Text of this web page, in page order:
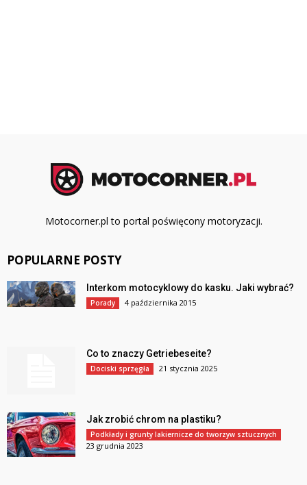
Motocorner.pl to portal poświęcony motoryzacji.
POPULARNE POSTY
Interkom motocyklowy do kasku. Jaki wybrać?
Porady 4 października 2015
Co to znaczy Getriebeseite?
Dociski sprzęgła 21 stycznia 2025
Jak zrobić chrom na plastiku?
Podkłady i grunty lakiernicze do tworzyw sztucznych
23 grudnia 2023